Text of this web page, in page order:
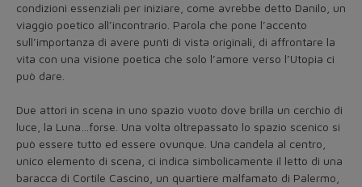
condizioni essenziali per iniziare, come avrebbe detto Danilo, un
viaggio poetico all’incontrario. Parola che pone l’accento
sull’importanza di avere punti di vista originali, di affrontare la
vita con una visione poetica che solo l’amore verso l’Utopia ci
può dare.
Due attori in scena in uno spazio vuoto dove brilla un cerchio di
luce, la Luna…forse. Una volta oltrepassato lo spazio scenico si
può essere tutto ed essere ovunque. Una candela al centro,
unico elemento di scena, ci indica simbolicamente il letto di una
baracca di Cortile Cascino, un quartiere malfamato di Palermo,